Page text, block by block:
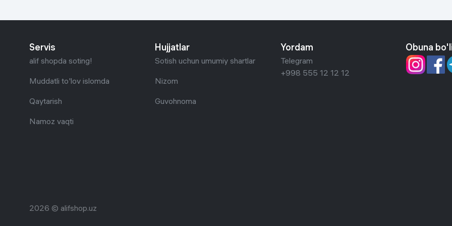
Maishiy kimyo
kiyimlar
Servis
alif shopda soting!
Muddatli to'lov islomda
Qaytarish
Namoz vaqti
Hujjatlar
Sotish uchun umumiy shartlar
Nizom
Guvohnoma
Yordam
Telegram
+998 555 12 12 12
Obuna
2026 © alifshop.uz